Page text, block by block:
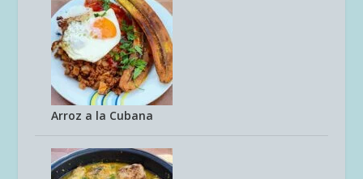
Arroz a la Cubana